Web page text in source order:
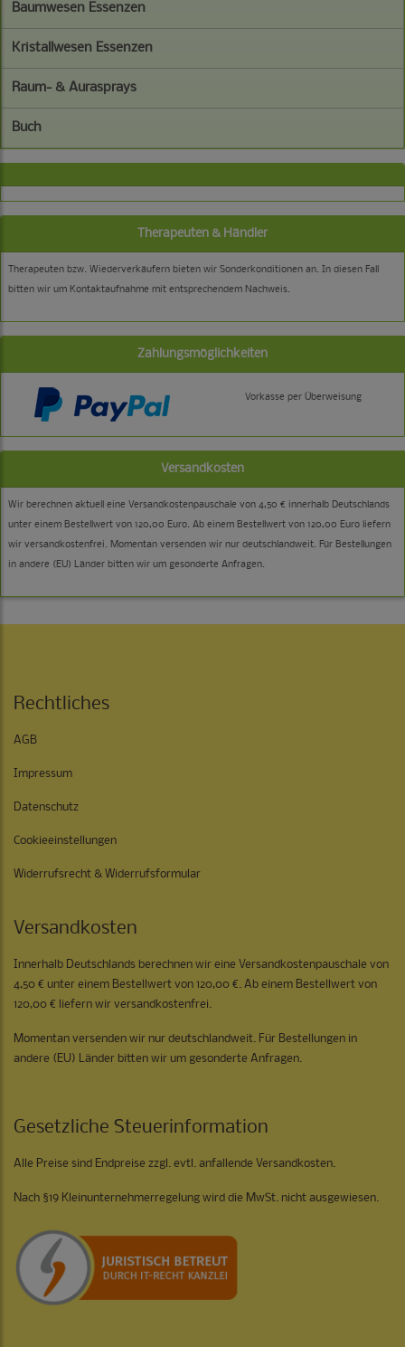
Baumwesen Essenzen
Kristallwesen Essenzen
Raum- & Aurasprays
Buch
Therapeuten & Händler
Therapeuten bzw. Wiederverkäufern bieten wir Sonderkonditionen an. In diesen Fall
bitten wir um Kontaktaufnahme mit entsprechendem Nachweis.
Zahlungsmöglichkeiten
Vorkasse per Überweisung
Versandkosten
Wir berechnen aktuell eine Versandkostenpauschale von 4,50 € innerhalb Deutschlands
unter einem Bestellwert von 120,00 Euro. Ab einem Bestellwert von 120,00 Euro liefern
wir versandkostenfrei. Momentan versenden wir nur deutschlandweit. Für Bestellungen
in andere (EU) Länder bitten wir um gesonderte Anfragen.
Rechtliches
AGB
Impressum
Datenschutz
Cookieeinstellungen
Widerrufsrecht & Widerrufsformular
Versandkosten
Innerhalb Deutschlands berechnen wir eine Versandkostenpauschale von
4,50 € unter einem Bestellwert von 120,00 €. Ab einem Bestellwert von
120,00 € liefern wir versandkostenfrei.
Momentan versenden wir nur deutschlandweit. Für Bestellungen in
andere (EU) Länder bitten wir um gesonderte Anfragen.
Gesetzliche Steuerinformation
Alle Preise sind Endpreise zzgl. evtl. anfallende Versandkosten.
Nach §19 Kleinunternehmerregelung wird die MwSt. nicht ausgewiesen.